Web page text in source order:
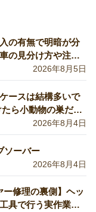
の有無で明暗が分
の見分け方や注意
！【VW修理】
2026年8月5日
ースは結構多いで
ら小動物の巣だっ
2026年8月4日
ソーバー
2026年8月4日
修理の裏側】ヘッ
具で行う実作業を